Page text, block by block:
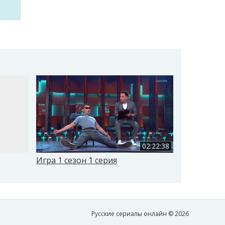
02:22:38
Игра 1 сезон 1 серия
Русские сериалы онлайн © 2026